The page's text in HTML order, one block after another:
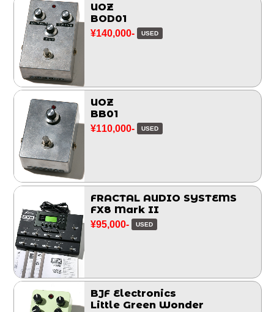
UOZ
BOD01
¥140,000- USED
UOZ
BB01
¥110,000- USED
FRACTAL AUDIO SYSTEMS
FX8 Mark II
¥95,000- USED
BJF Electronics
Little Green Wonder